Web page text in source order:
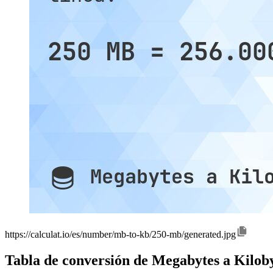
https://calculat.io/es/number/mb-to-kb/250-mb/generated.jpg
Tabla de conversión de Megabytes a